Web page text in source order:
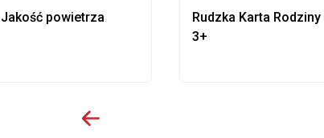
Jakość powietrza
Rudzka Karta Rodziny
3+